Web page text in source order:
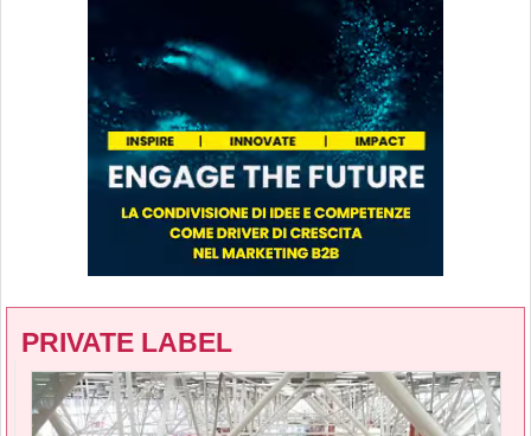
PRIVATE LABEL